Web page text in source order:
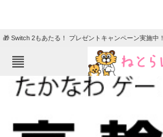
🎁 Switch 2もあたる！ プレゼントキャンペーン実施中！
ねとらぼメニュー
TOP
クイズ